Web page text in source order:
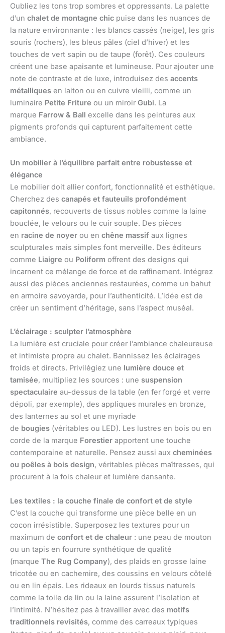
Oubliez les tons trop sombres et oppressants. La palette
d’un chalet de montagne chic puise dans les nuances de
la nature environnante : les blancs cassés (neige), les gris
souris (rochers), les bleus pâles (ciel d’hiver) et les
touches de vert sapin ou de taupe (forêt). Ces couleurs
créent une base apaisante et lumineuse. Pour ajouter une
note de contraste et de luxe, introduisez des accents
métalliques en laiton ou en cuivre vieilli, comme un
luminaire Petite Friture ou un miroir Gubi. La
marque Farrow & Ball excelle dans les peintures aux
pigments profonds qui capturent parfaitement cette
ambiance.
Un mobilier à l’équilibre parfait entre robustesse et
élégance
Le mobilier doit allier confort, fonctionnalité et esthétique.
Cherchez des canapés et fauteuils profondément
capitonnés, recouverts de tissus nobles comme la laine
bouclée, le velours ou le cuir souple. Des pièces
en racine de noyer ou en chêne massif aux lignes
sculpturales mais simples font merveille. Des éditeurs
comme Liaigre ou Poliform offrent des designs qui
incarnent ce mélange de force et de raffinement. Intégrez
aussi des pièces anciennes restaurées, comme un bahut
en armoire savoyarde, pour l’authenticité. L’idée est de
créer un sentiment d’héritage, sans l’aspect muséal.
L’éclairage : sculpter l’atmosphère
La lumière est cruciale pour créer l’ambiance chaleureuse
et intimiste propre au chalet. Bannissez les éclairages
froids et directs. Privilégiez une lumière douce et
tamisée, multipliez les sources : une suspension
spectaculaire au-dessus de la table (en fer forgé et verre
dépoli, par exemple), des appliques murales en bronze,
des lanternes au sol et une myriade
de bougies (véritables ou LED). Les lustres en bois ou en
corde de la marque Forestier apportent une touche
contemporaine et naturelle. Pensez aussi aux cheminées
ou poêles à bois design, véritables pièces maîtresses, qui
procurent à la fois chaleur et lumière dansante.
Les textiles : la couche finale de confort et de style
C’est la couche qui transforme une pièce belle en un
cocon irrésistible. Superposez les textures pour un
maximum de confort et de chaleur : une peau de mouton
ou un tapis en fourrure synthétique de qualité
(marque The Rug Company), des plaids en grosse laine
tricotée ou en cachemire, des coussins en velours côtelé
ou en lin épais. Les rideaux en lourds tissus naturels
comme la toile de lin ou la laine assurent l’isolation et
l’intimité. N’hésitez pas à travailler avec des motifs
traditionnels revisités, comme des carreaux typiques